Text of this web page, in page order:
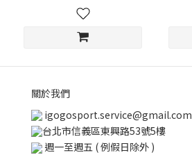
關於我們
igogosport.service@gmail.com
台北市信義區東興路53號5樓
週一至週五 ( 例假日除外 )